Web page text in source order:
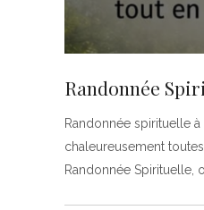
Randonnée
Randonnée spirituelle
chaleureusement
Randonnée Spirituelle,